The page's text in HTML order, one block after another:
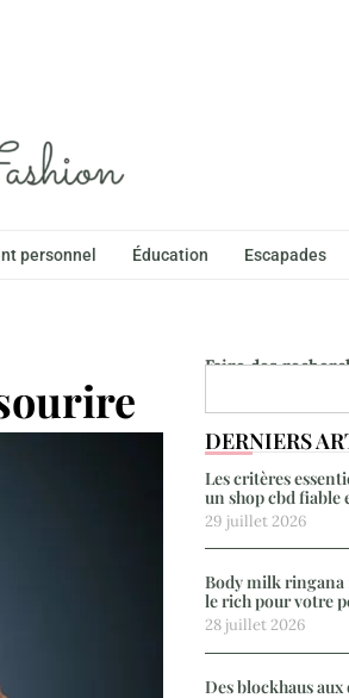
personnel Éducation Escapades
Faire des
DERNIERS
Les critères
un shop cbd fiable
29 juillet 2026
Body milk ringana
le rich pour votre
28 juillet 2026
Des blockhaus aux